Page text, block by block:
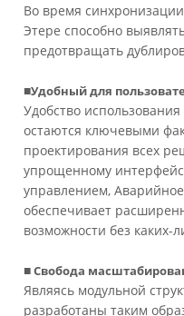
Во время
Этере способно
предотвращать
■Удобный для
Удобство
остаются ключевыми
проектирования всех
упрощенному
управлением,
обеспечивает
возможности без каких-
■Свобода
Являясь модульной
разработаны таким